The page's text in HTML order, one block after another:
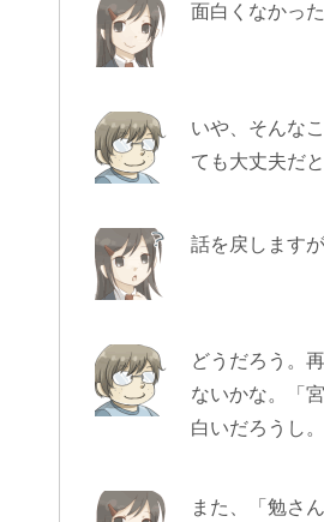
面白くなかっ
いや、そんな
ても大丈夫だと
話を戻します
どうだろう。
ないかな。「
白いだろうし。
また、「勉さ